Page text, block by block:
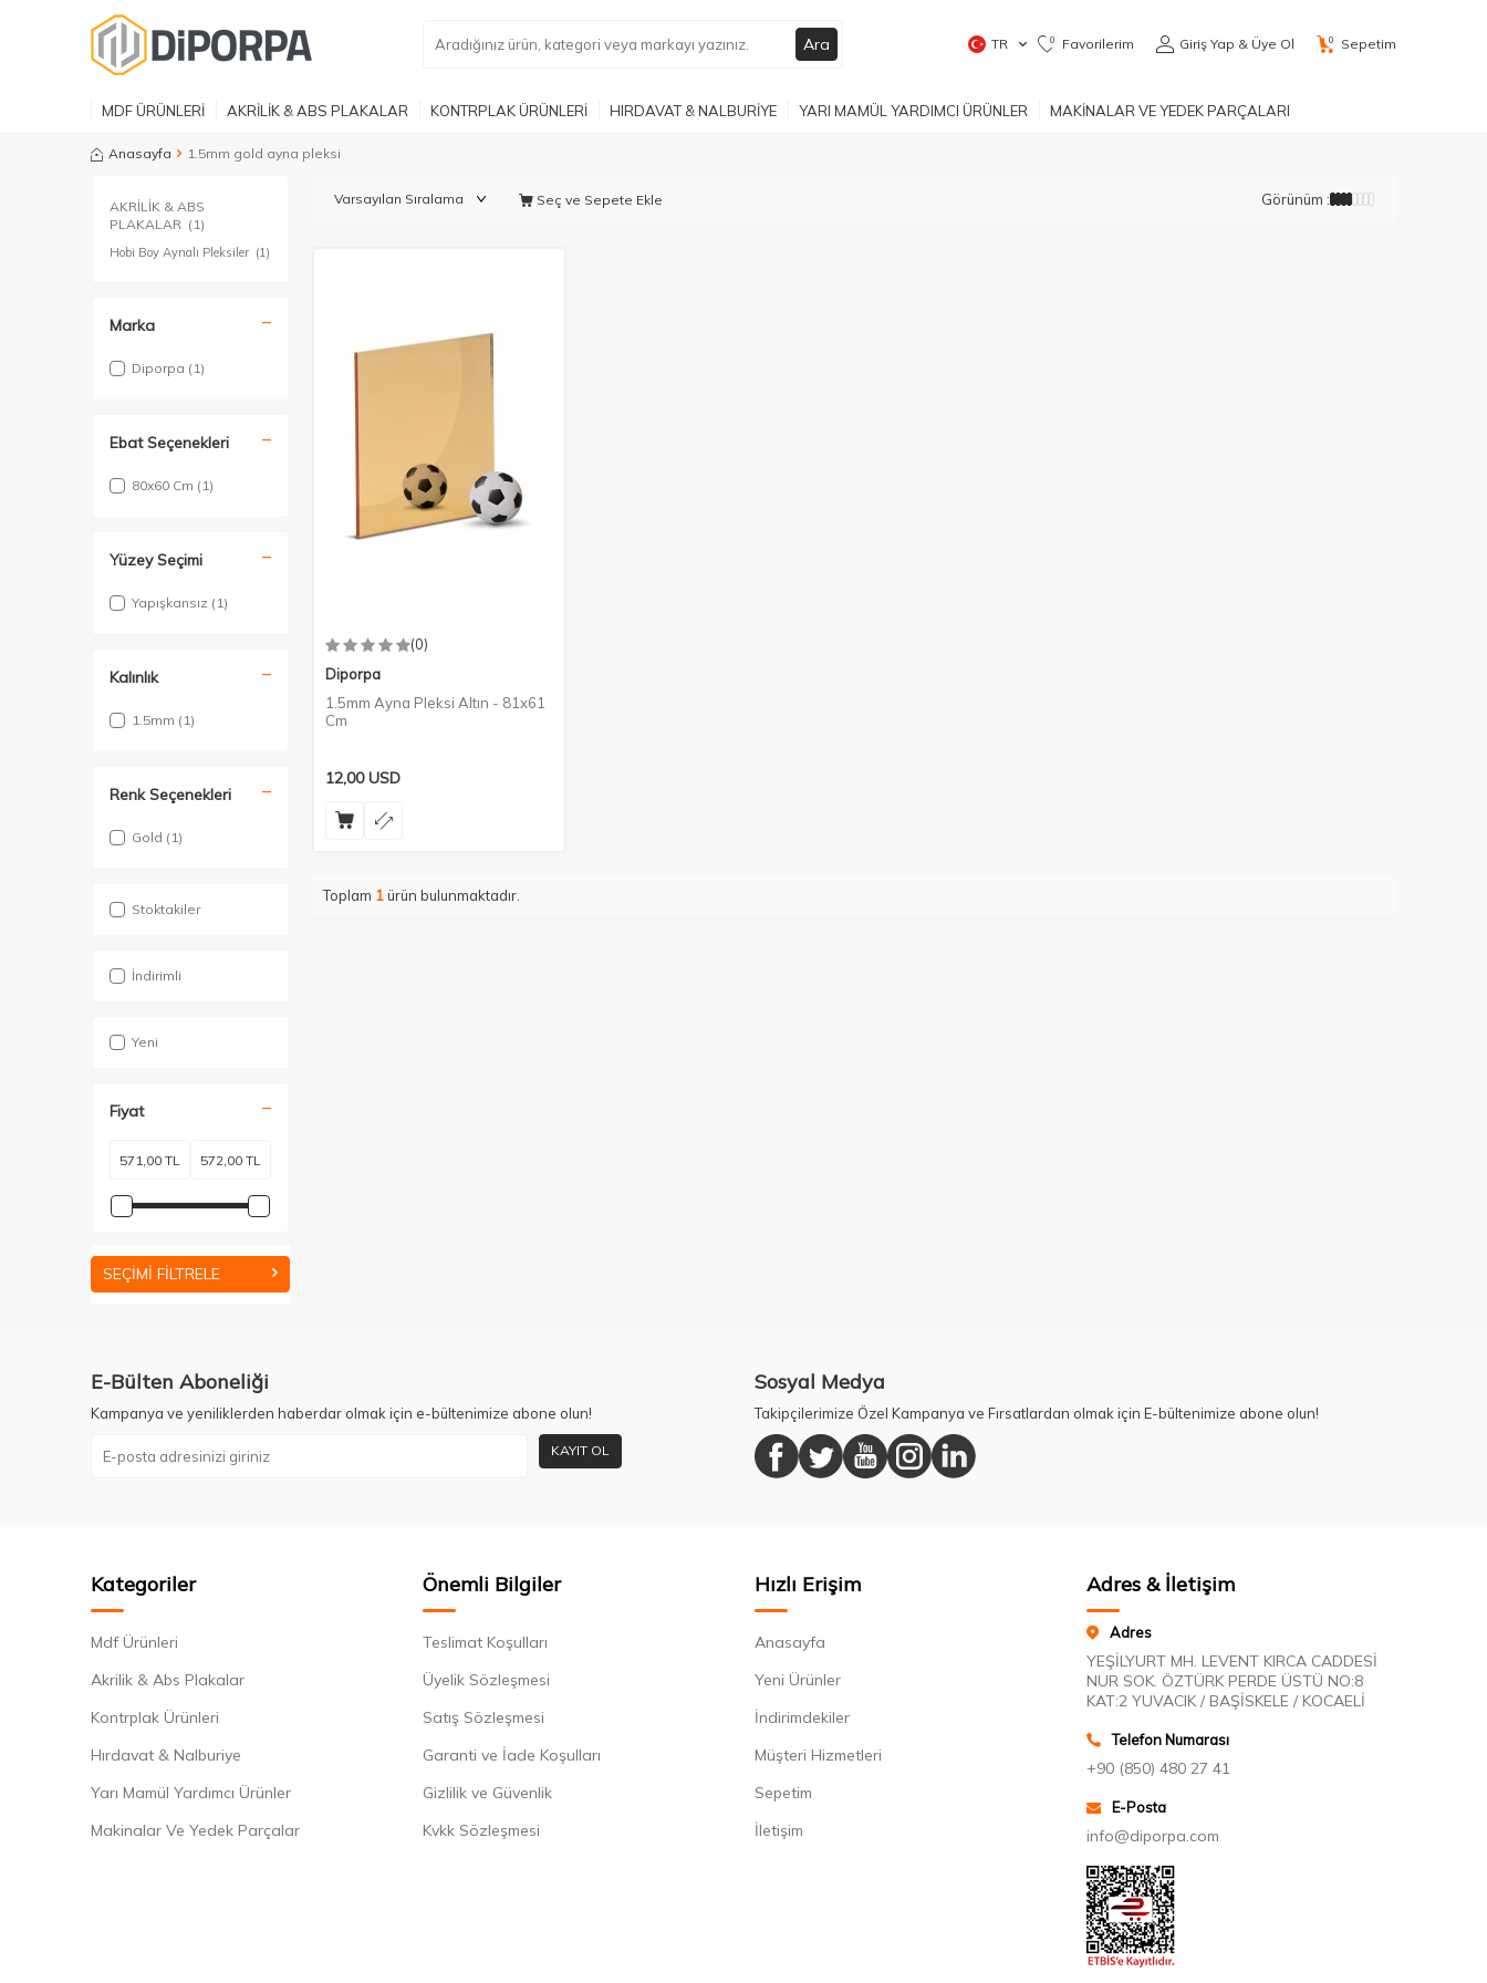
Ara TR 0 Favorilerim Giriş Yap & Üye Ol 0 Sepetim
MDF ÜRÜNLERİ AKRİLİK & ABS PLAKALAR KONTRPLAK ÜRÜNLERİ HIRDAVAT & NALBURİYE YARI MAMÜL YARDIMCI ÜRÜNLER MAKİNALAR VE YEDEK PARÇALARI
Anasayfa 1.5mm gold ayna pleksi
AKRİLİK & ABS
PLAKALAR (1)
Hobi Boy Aynalı Pleksiler (1)
Marka
Diporpa (1)
Ebat Seçenekleri
80x60 Cm (1)
Yüzey Seçimi
Yapışkansız (1)
Kalınlık
1.5mm (1)
Renk Seçenekleri
Gold (1)
Stoktakiler
İndirimli
Yeni
Fiyat
SEÇIMI FILTRELE
Seç ve Sepete Ekle Görünüm :
(0)
Diporpa
1.5mm Ayna Pleksi Altın - 81x61
Cm
12,00USD
Toplam 1ürün bulunmaktadır.
E-Bülten Aboneliği
Kampanya ve yeniliklerden haberdar olmak için e-bültenimize abone olun!
KAYIT OL
Sosyal Medya
Takipçilerimize Özel Kampanya ve Fırsatlardan olmak için E-bültenimize abone olun!
Kategoriler
Mdf Ürünleri
Akrilik & Abs Plakalar
Kontrplak Ürünleri
Hırdavat & Nalburiye
Yarı Mamül Yardımcı Ürünler
Makinalar Ve Yedek Parçalar
Önemli Bilgiler
Teslimat Koşulları
Üyelik Sözleşmesi
Satış Sözleşmesi
Garanti ve İade Koşulları
Gizlilik ve Güvenlik
Kvkk Sözleşmesi
Hızlı Erişim
Anasayfa
Yeni Ürünler
İndirimdekiler
Müşteri Hizmetleri
Sepetim
İletişim
Adres & İletişim
Adres
YEŞİLYURT MH. LEVENT KIRCA CADDESİ
NUR SOK. ÖZTÜRK PERDE ÜSTÜ NO:8
KAT:2 YUVACIK / BAŞİSKELE / KOCAELİ
Telefon Numarası
+90 (850) 480 27 41
E-Posta
info@diporpa.com